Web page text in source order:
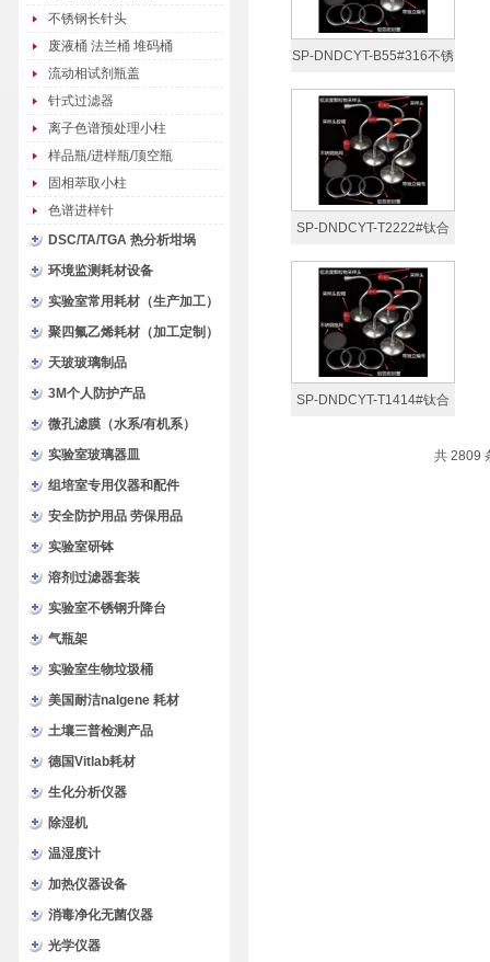
不锈钢长针头
废液桶 法兰桶 堆码桶
流动相试剂瓶盖
针式过滤器
离子色谱预处理小柱
样品瓶/进样瓶/顶空瓶
固相萃取小柱
色谱进样针
DSC/TA/TGA 热分析坩埚
环境监测耗材设备
实验室常用耗材（生产加工）
聚四氟乙烯耗材（加工定制）
天玻玻璃制品
3M个人防护产品
微孔滤膜（水系/有机系）
实验室玻璃器皿
组培室专用仪器和配件
安全防护用品 劳保用品
实验室研钵
溶剂过滤器套装
实验室不锈钢升降台
气瓶架
实验室生物垃圾桶
美国耐洁nalgene 耗材
土壤三普检测产品
德国Vitlab耗材
生化分析仪器
除湿机
温湿度计
加热仪器设备
消毒净化无菌仪器
光学仪器
SP-DNDCYT-B55#316不锈
钢低浓度颗粒物采样头
SP-DNDCYT-T2222#钛合
金低浓度颗粒物采样头
SP-DNDCYT-T1414#钛合
共 2809